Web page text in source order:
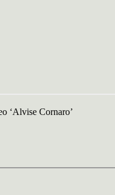
‘Alvise Cornaro’